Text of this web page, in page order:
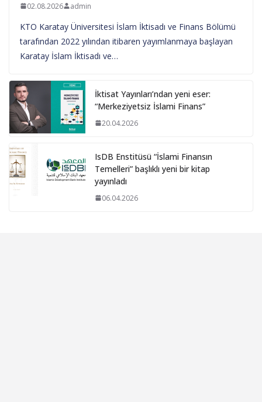
02.08.2026 admin
KTO Karatay Üniversitesi İslam İktisadı ve Finans Bölümü
tarafından 2022 yılından itibaren yayımlanmaya başlayan
Karatay İslam İktisadı ve…
İktisat Yayınları’ndan yeni eser:
“Merkeziyetsiz İslami Finans”
20.04.2026
IsDB Enstitüsü “İslami Finansın
Temelleri” başlıklı yeni bir kitap
yayınladı
06.04.2026